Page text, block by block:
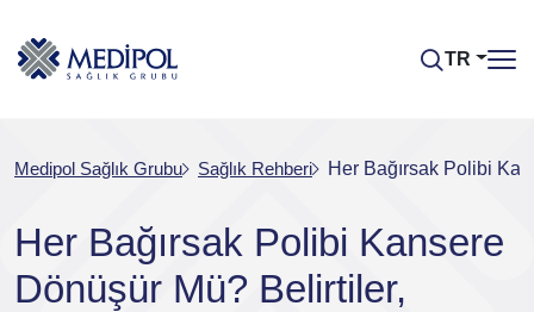
TR
Medipol Sağlık Grubu Sağlık Rehberi Her Bağırsak Polibi
Her Bağırsak Polibi Kansere
Dönüşür Mü? Belirtiler,